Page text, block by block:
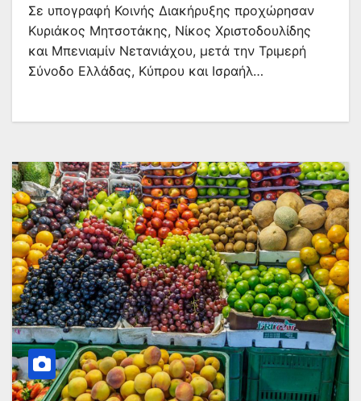
Σε υπογραφή Κοινής Διακήρυξης προχώρησαν
Κυριάκος Μητσοτάκης, Νίκος Χριστοδουλίδης
και Μπενιαμίν Νετανιάχου, μετά την Τριμερή
Σύνοδο Ελλάδας, Κύπρου και Ισραήλ…